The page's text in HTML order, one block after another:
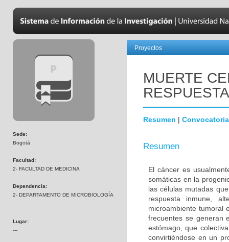
Sede:
Bogotá
Facultad:
2- FACULTAD DE MEDICINA
Dependencia:
2- DEPARTAMENTO DE MICROBIOLOGÍA
Lugar:
---
Proyectos
MUERTE
Resumen | Convocatoria
Resumen
El cáncer es
somáticas en la
las células mutadas
respuesta inmune,
microambiente tumoral
frecuentes se generan
estómago, que
convirtiéndose en un